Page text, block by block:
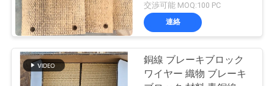
交渉可能 MOQ:100 PC
連絡
銅線 ブレーキブロック
ワイヤー 織物 ブレーキ